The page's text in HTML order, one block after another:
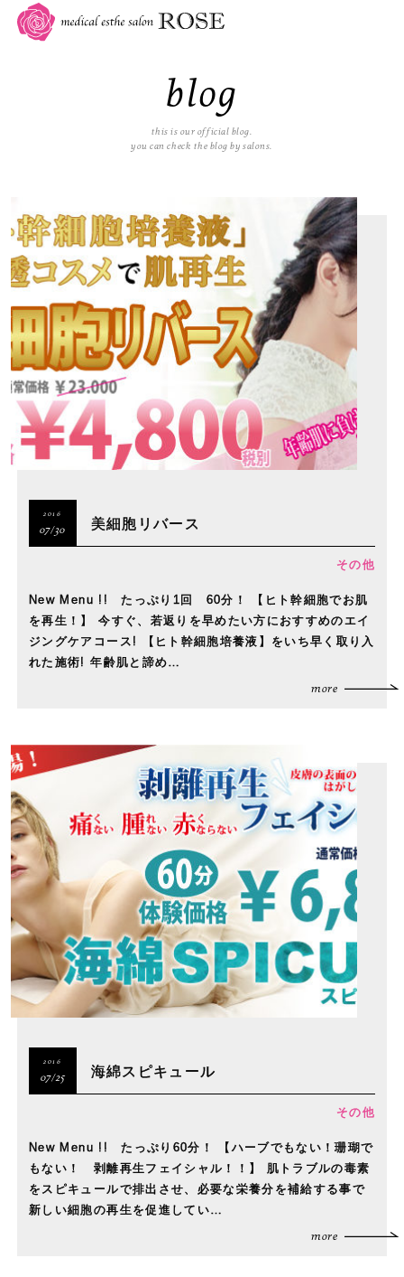
blog
this is our official blog.
you can check the blog by salons.
2016
07/30 美細胞リバース
その他
New Menu !! たっぷり1回 60分！ 【ヒト幹細胞でお肌
を再生！】 今すぐ、若返りを早めたい方におすすめのエイ
ジングケアコース! 【ヒト幹細胞培養液】をいち早く取り入
れた施術! 年齢肌と諦め…
more
2016
07/25 海綿スピキュール
その他
New Menu !! たっぷり60分！ 【ハーブでもない！珊瑚で
もない！ 剥離再生フェイシャル！！】 肌トラブルの毒素
をスピキュールで排出させ、必要な栄養分を補給する事で
新しい細胞の再生を促進してい…
more